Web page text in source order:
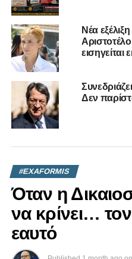
επιτροπές.
γίνουν
κληθούν
αυτό που οι
στο
απλά, δεν
Κάπου
συνθήματα
Νέα
εισηγείται
Δεν
#EXAFORMIS
Όταν η
να κρίνει…
εαυτό